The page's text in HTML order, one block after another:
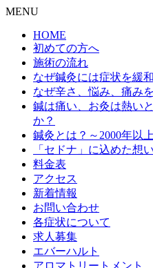
MENU
HOME
初めての方へ
施術の流れ
なぜ鍼灸には症状を緩
なぜ辛さ、悩み、痛み
鍼は痛い、お灸は熱い
か？
鍼灸とは？～2000年以
「セドナ」に込めた想い
料金表
アクセス
新着情報
お問い合わせ
各症状について
求人募集
エバーハルト
アロマトリートメント